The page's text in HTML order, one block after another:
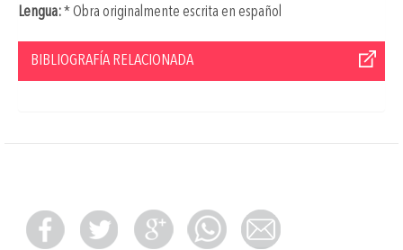
Lengua:* Obra originalmente escrita en español
BIBLIOGRAFÍA RELACIONADA